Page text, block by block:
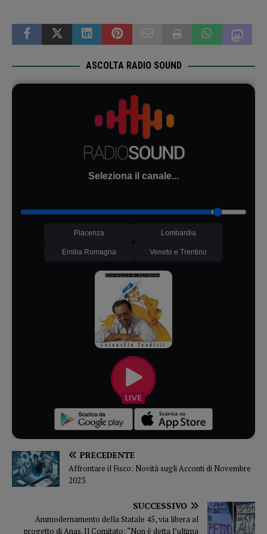
ASCOLTA RADIO SOUND
Seleziona il canale...
Piacenza Lombardia
Emilia Romagna Veneto e Trentino
PRECEDENTE
Affrontare il Fisco: Novità sugli Acconti di Novembre
2023
SUCCESSIVO
Ammodernamento della Statale 45, via libera al
progetto di Anas. Il Comitato: “Non è detta l’ultima